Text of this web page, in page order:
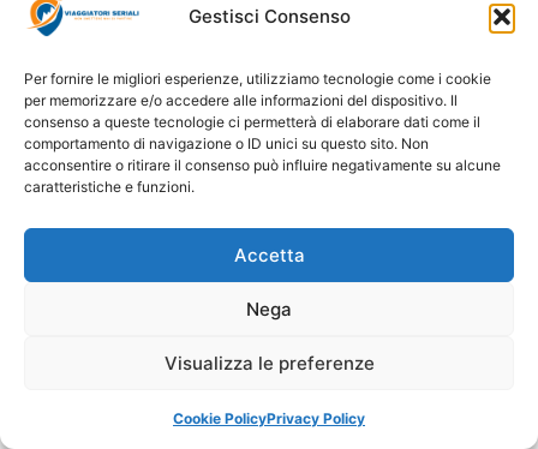
Gestisci Consenso
Per fornire le migliori esperienze, utilizziamo tecnologie come i cookie
per memorizzare e/o accedere alle informazioni del dispositivo. Il
consenso a queste tecnologie ci permetterà di elaborare dati come il
comportamento di navigazione o ID unici su questo sito. Non
acconsentire o ritirare il consenso può influire negativamente su alcune
caratteristiche e funzioni.
Accetta
Nega
Visualizza le preferenze
Cookie PolicyPrivacy Policy